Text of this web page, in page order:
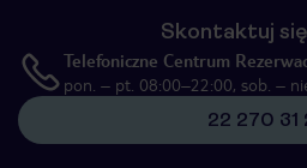
Skontaktuj
Telefoniczne Centrum
pon. – pt. 08:00–22:00, sob. –
22 270 31